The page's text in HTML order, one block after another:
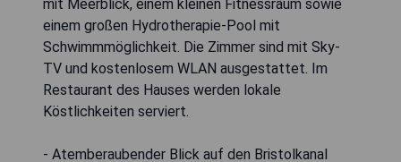
mit Meerblick, einem kleinen Fitnessraum sowie
einem großen Hydrotherapie-Pool mit
Schwimmmöglichkeit. Die Zimmer sind mit Sky-
TV und kostenlosem WLAN ausgestattet. Im
Restaurant des Hauses werden lokale
Köstlichkeiten serviert.
- Atemberaubender Blick auf den Bristolkanal